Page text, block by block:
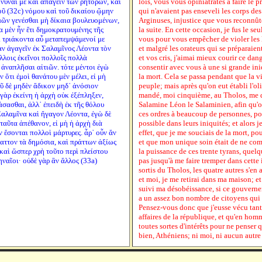
(32c) νόμου καὶ τοῦ δικαίου ᾤμην
γενέσθαι μὴ δίκαια βουλευομένων,
ἦν ἔτι δημοκρατουμένης τῆς
τριάκοντα αὖ μεταπεμψάμενοί με
ἀγαγεῖν ἐκ Σαλαμῖνος Λέοντα τὸν
ἐκεῖνοι πολλοῖς πολλὰ
αἰτιῶν. τότε μέντοι ἐγὼ
ἐμοὶ θανάτου μὲν μέλει, εἰ μὴ
δὲ μηδὲν ἄδικον μηδ᾽ ἀνόσιον
ἐκείνη ἡ ἀρχὴ οὐκ ἐξέπληξεν,
ἀλλ᾽ ἐπειδὴ ἐκ τῆς θόλου
καὶ ἤγαγον Λέοντα, ἐγὼ δὲ
ἀπέθανον, εἰ μὴ ἡ ἀρχὴ διὰ
πολλοὶ μάρτυρες. ἆρ᾽ οὖν ἄν
τὰ δημόσια, καὶ πράττων ἀξίως
ὥσπερ χρὴ τοῦτο περὶ πλείστου
οὐδὲ γὰρ ἂν ἄλλος (33a)
qui n'avaient pas enseveli les corps
Arginuses, injustice que vous
la suite. En cette occasion, je fus le
vous pour vous empêcher de violer
et malgré les orateurs qui se
et vos cris, j'aimai mieux courir ce
consentir avec vous à une si grande
la mort. Cela se passa pendant que la
peuple; mais après qu'on eut établi
mandé, moi cinquième, au Tholos, me
Salamine Léon le Salaminien, afin
ces ordres à beaucoup de personnes,
possible dans leurs iniquités; et alors
effet, que je me souciais de la mort,
et que mon unique soin était de ne
la puissance de ces trente tyrans,
pas jusqu'à me faire tremper dans
sortis du Tholos, les quatre autres s'en
et moi, je me retirai dans ma maison;
suivi ma désobéissance, si ce
a un assez bon nombre de citoyens
Pensez-vous donc que j'eusse vécu
affaires de la république, et qu'en
toutes sortes d'intérêts pour ne penser
bien, Athéniens; ni moi, ni aucun